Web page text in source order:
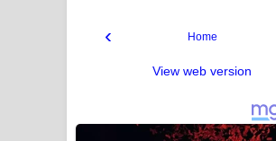
‹ Home
View web version